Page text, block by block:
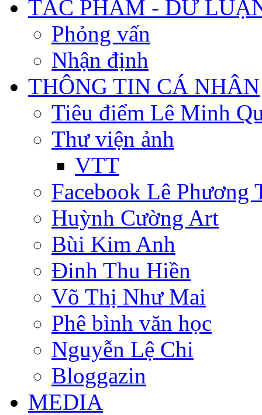
TÁC PHẨM - DƯ
Phỏng vấn
Nhận định
THÔNG TIN CÁ NHÂN
Tiêu điểm Lê Minh
Thư viện ảnh
VTT
Facebook Lê Phương
Huỳnh Cường Art
Bùi Kim Anh
Đinh Thu Hiền
Võ Thị Như Mai
Phê bình văn học
Nguyễn Lệ Chi
Bloggazin
MEDIA